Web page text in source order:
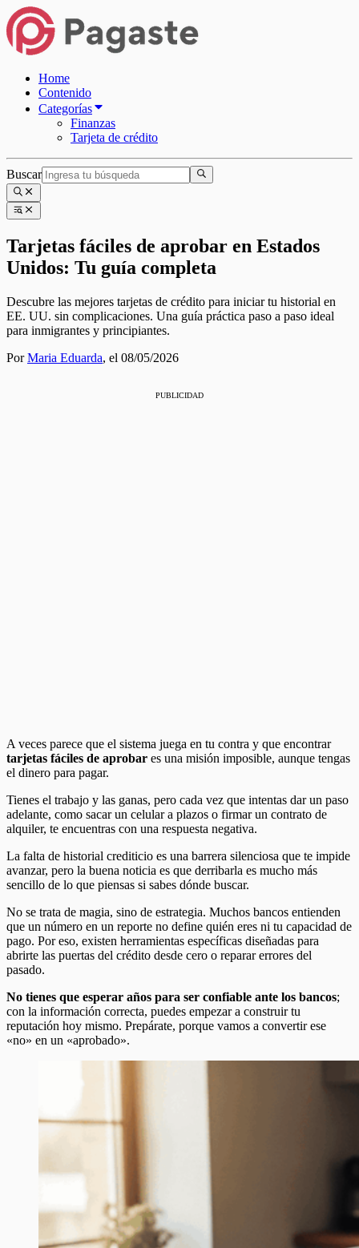
Home
Contenido
Categorías
Finanzas
Tarjeta de crédito
Buscar
Tarjetas fáciles de aprobar en Estados
Unidos: Tu guía completa
Descubre las mejores tarjetas de crédito para iniciar tu historial en
EE. UU. sin complicaciones. Una guía práctica paso a paso ideal
para inmigrantes y principiantes.
PorMaria Eduarda, el 08/05/2026
PUBLICIDAD
A veces parece que el sistema juega en tu contra y que encontrar
tarjetas fáciles de aprobar es una misión imposible, aunque tengas
el dinero para pagar.
Tienes el trabajo y las ganas, pero cada vez que intentas dar un paso
adelante, como sacar un celular a plazos o firmar un contrato de
alquiler, te encuentras con una respuesta negativa.
La falta de historial crediticio es una barrera silenciosa que te impide
avanzar, pero la buena noticia es que derribarla es mucho más
sencillo de lo que piensas si sabes dónde buscar.
No se trata de magia, sino de estrategia. Muchos bancos entienden
que un número en un reporte no define quién eres ni tu capacidad de
pago. Por eso, existen herramientas específicas diseñadas para
abrirte las puertas del crédito desde cero o reparar errores del
pasado.
No tienes que esperar años para ser confiable ante los bancos;
con la información correcta, puedes empezar a construir tu
reputación hoy mismo. Prepárate, porque vamos a convertir ese
«no» en un «aprobado».